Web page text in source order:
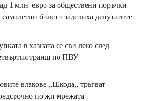
1 млн. евро за обществени поръчки
самолетни билети заделиха депутатите
в хазната се сви леко след
транш по ПВУ
влакове ,,Шкода,, тръгват
по жп мрежата